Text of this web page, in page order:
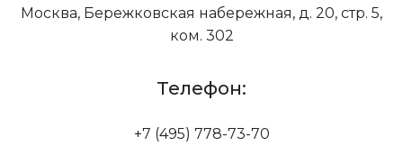
Москва, Бережковская набережная, д. 20, стр. 5,
ком. 302
Телефон:
+7 (495) 778-73-70